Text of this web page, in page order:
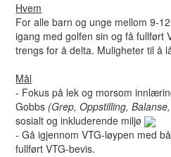
Hvem
For alle barn og unge mellom 9-
igang med golfen sin og få fullført
trengs for å delta. Muligheter til å
Mål
- Fokus på lek og morsom
Gobbs (Grep, Oppstilling,
sosialt og inkluderende miljø
- Gå igjennom VTG-løypen med
fullført VTG-bevis.